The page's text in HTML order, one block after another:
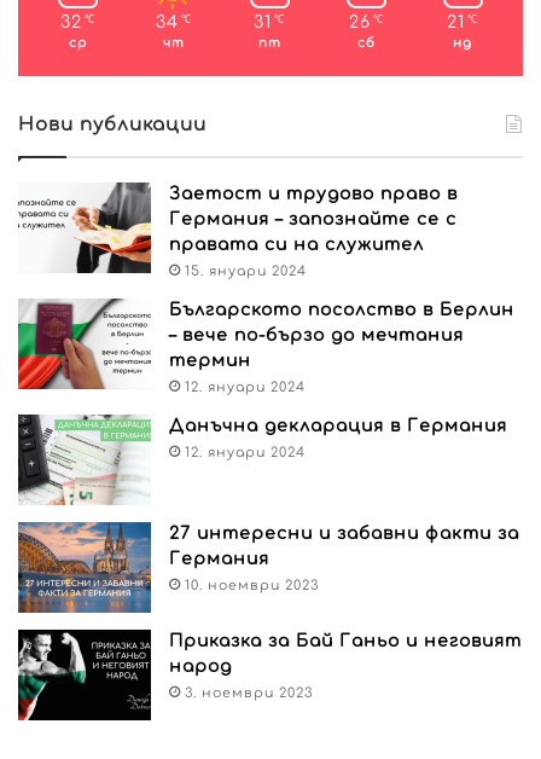
32 ℃
ср
34 ℃
чт
31 ℃
пт
26 ℃
сб
21 ℃
нд
Нови публикации
Заетост и трудово право в
Германия – запознайте се с
правата си на служител
15. януари 2024
Българското посолство в Берлин
– вече по-бързо до мечтания
термин
12. януари 2024
Данъчна декларация в Германия
12. януари 2024
27 интересни и забавни факти за
Германия
10. ноември 2023
Приказка за Бай Ганьо и неговият
народ
3. ноември 2023